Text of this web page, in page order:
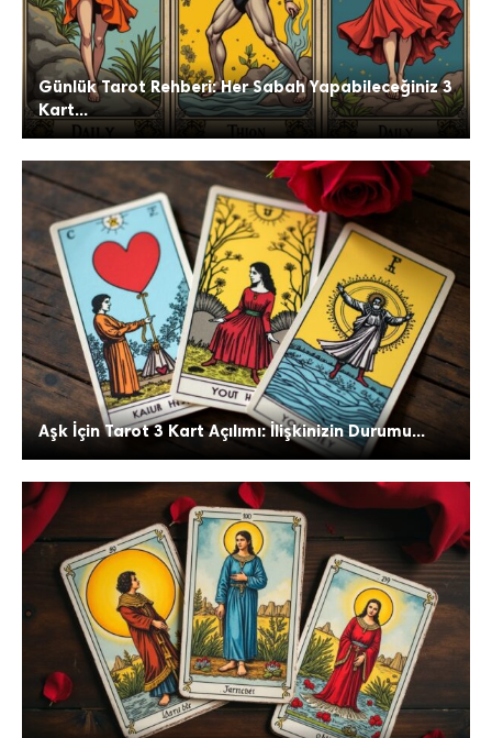
Günlük Tarot Rehberi: Her Sabah Yapabileceğiniz 3
Kart...
Aşk İçin Tarot 3 Kart Açılımı: İlişkinizin Durumu...